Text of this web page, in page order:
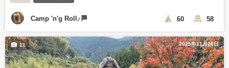
Camp 'n'g Roll♪🏁 60 58
2025年11月26日
11